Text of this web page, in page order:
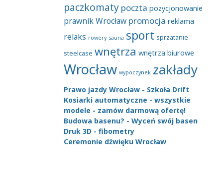
paczkomaty poczta pozycjonowanie
prawnik Wrocław promocja reklama
relaks rowery sauna sport sprzatanie
steelcase wnętrza wnętrza biurowe
Wrocław wypoczynek zakłady
Prawo jazdy Wrocław - Szkoła Drift
Kosiarki automatyczne - wszystkie
modele - zamów darmową ofertę!
Budowa basenu? - Wyceń swój basen
Druk 3D - fibometry
Ceremonie dźwięku Wrocław